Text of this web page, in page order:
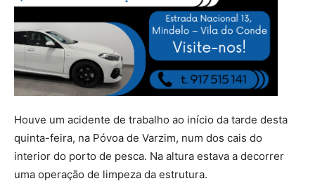
Houve um acidente de trabalho ao início da tarde desta
quinta-feira, na Póvoa de Varzim, num dos cais do
interior do porto de pesca. Na altura estava a decorrer
uma operação de limpeza da estrutura.